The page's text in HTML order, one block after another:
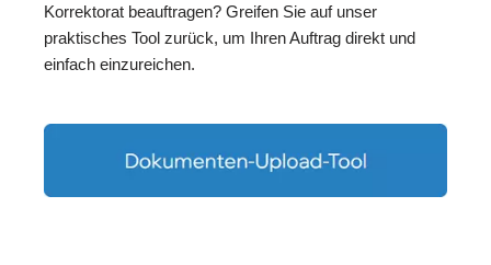
Korrektorat beauftragen? Greifen Sie auf unser
praktisches Tool zurück, um Ihren Auftrag direkt und
einfach einzureichen.